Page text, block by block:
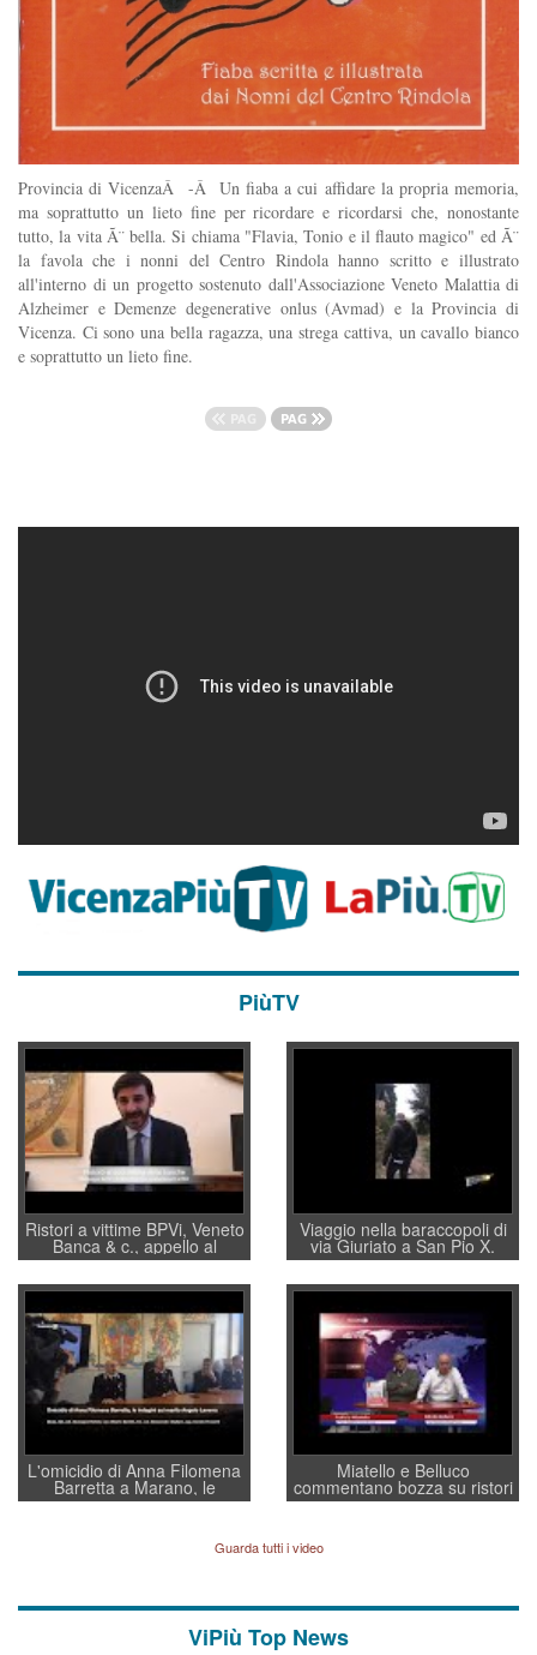
Provincia di VicenzaÂ -Â Un fiaba a cui affidare la propria memoria,
ma soprattutto un lieto fine per ricordare e ricordarsi che, nonostante
tutto, la vita Ã¨ bella. Si chiama "Flavia, Tonio e il flauto magico" ed Ã¨
la favola che i nonni del Centro Rindola hanno scritto e illustrato
all'interno di un progetto sostenuto dall'Associazione Veneto Malattia di
Alzheimer e Demenze degenerative onlus (Avmad) e la Provincia di
Vicenza. Ci sono una bella ragazza, una strega cattiva, un cavallo bianco
e soprattutto un lieto fine.
PiùTV
Ristori a vittime BPVi, Veneto
Banca & c., appello al
sottosegretario Alessio
Villarosa: per mettere ordine
convochi con Di Maio CNCU
a supporto della cabina di
regia al Mef
Viaggio nella baraccopoli di
via Giuriato a San Pio X.
Vicenza ai Vicentini: “faremo
un regalo di Natale ai
residenti”
L'omicidio di Anna Filomena
Barretta a Marano, le
indagini dei carabinieri di
Lavarra: più avvincenti di
quelle di... Barbara D'Urso
Miatello e Belluco
commentano bozza su ristori
BPVi e Veneto Banca
Guarda tutti i video
ViPiù Top News